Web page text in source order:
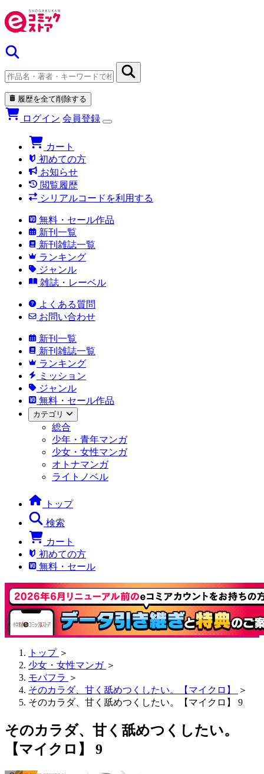
履歴を全て削除する
ログイン 会員登録
カート
初めての方
お知らせ
閲覧履歴
シリアルコードを利用する
無料・セール作品
新刊一覧
新刊雑誌一覧
ランキング
ジャンル
雑誌・レーベル
よくある質問
お問い合わせ
新刊一覧
新刊雑誌一覧
ランキング
ミッション
ジャンル
無料・セール作品
カテゴリ
総合
少年・青年マンガ
少女・女性マンガ
オトナマンガ
ライトノベル
トップ
検索
カート
初めての方
無料・セール
トップ ＞
少女・女性マンガ ＞
モバフラ ＞
そのカラダ、甘く舐めつくしたい。【マイクロ】
＞
そのカラダ、甘く舐めつくしたい。【マイクロ】 9
そのカラダ、甘く舐めつくしたい。
【マイクロ】 9